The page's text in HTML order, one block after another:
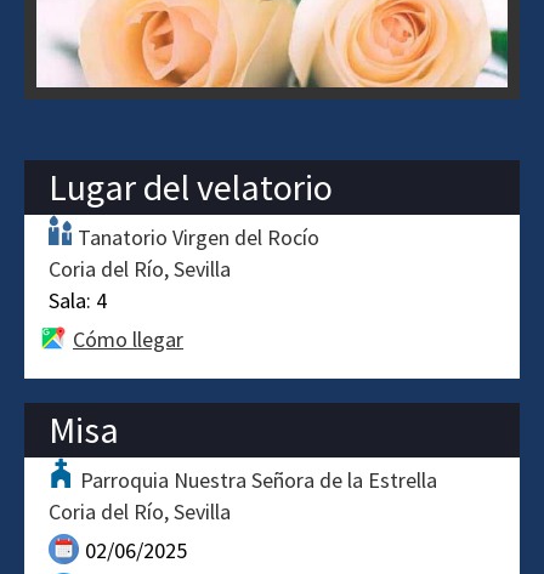
Lugar del velatorio
Tanatorio Virgen del Rocío
Coria del Río Sevilla
Sala: 4
Cómo llegar
Misa
Parroquia Nuestra Señora de la Estrella
Coria del Río Sevilla
02/06/2025